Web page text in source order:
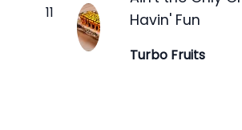
Havin' Fun
Turbo Fruits